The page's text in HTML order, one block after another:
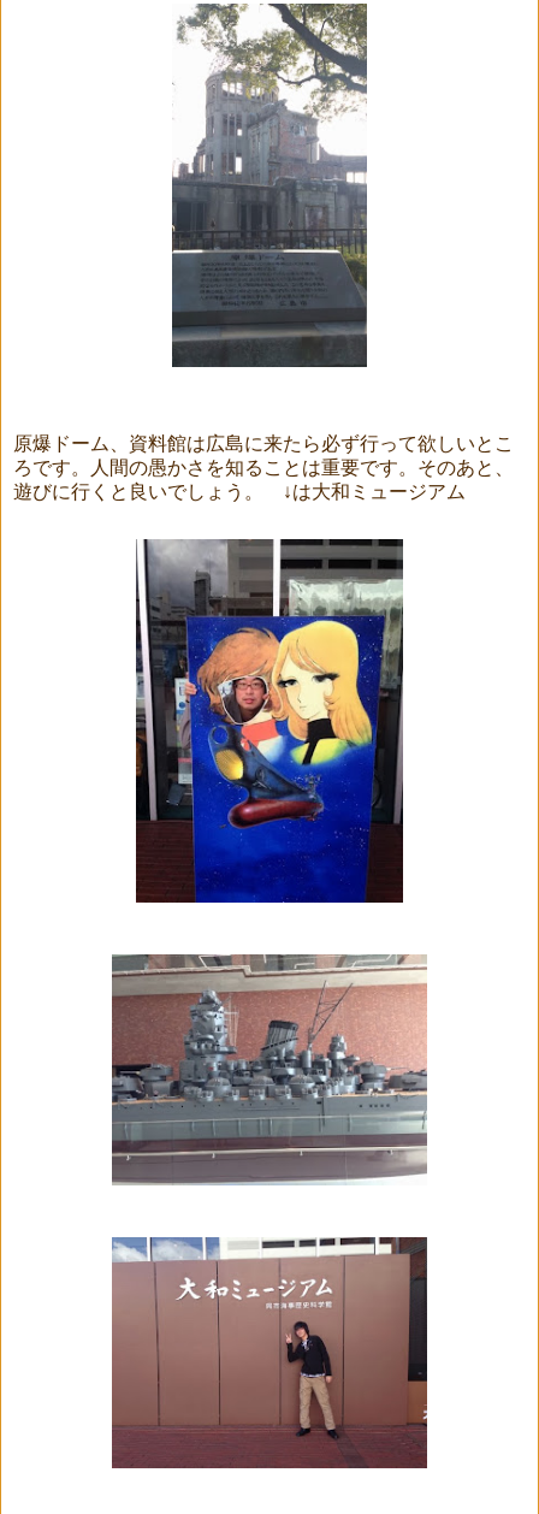
原爆ドーム、資料館は広島に来たら必ず行って欲しいとこ
ろです。人間の愚かさを知ることは重要です。そのあと、
遊びに行くと良いでしょう。 ↓は大和ミュージアム